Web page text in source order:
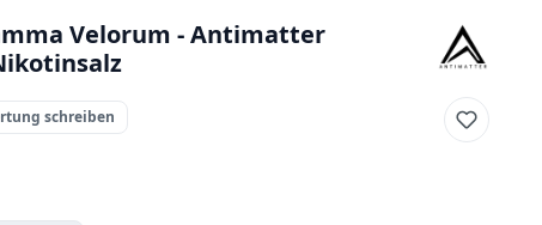
Velorum - Antimatter
schreiben